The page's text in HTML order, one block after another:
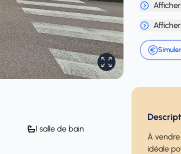
1 salle de bain
À
idéale